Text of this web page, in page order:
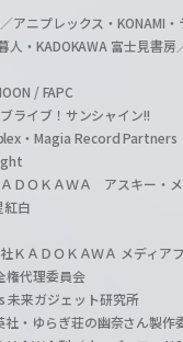
アニプレックス・KONAMI
・KADOKAWA 富士見書房
/ FAPC
ライブ！サンシャイン!!
・Magia Record Partners
ＤＯＫＡＷＡ アスキー・
白
ＫＡＤＯＫＡＷＡ メディア
権代理委員会
来ガジェット研究所
・ゆらぎ荘の幽奈さん製作